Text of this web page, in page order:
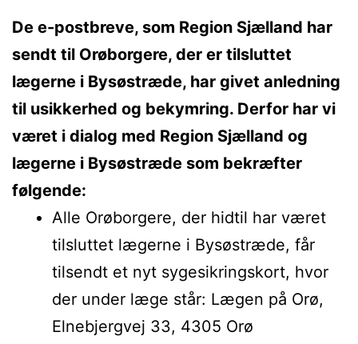
De e-postbreve, som Region Sjælland har
sendt til Orøborgere, der er tilsluttet
lægerne i Bysøstræde, har givet anledning
til usikkerhed og bekymring. Derfor har vi
været i dialog med Region Sjælland og
lægerne i Bysøstræde som bekræfter
følgende:
Alle Orøborgere, der hidtil har været
tilsluttet lægerne i Bysøstræde, får
tilsendt et nyt sygesikringskort, hvor
der under læge står: Lægen på Orø,
Elnebjergvej 33, 4305 Orø